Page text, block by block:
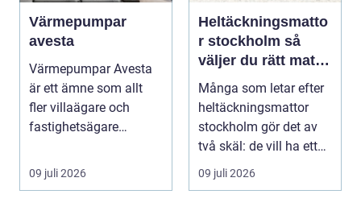
Värmepumpar
avesta
Värmepumpar Avesta
är ett ämne som allt
fler villaägare och
fastighetsägare
09 juli 2026
Heltäckningsmatto
r stockholm så
väljer du rätt matta
för hem och kontor
Många som letar efter
heltäckningsmattor
stockholm gör det av
två skäl: de vill ha ett
tystare och m...
09 juli 2026